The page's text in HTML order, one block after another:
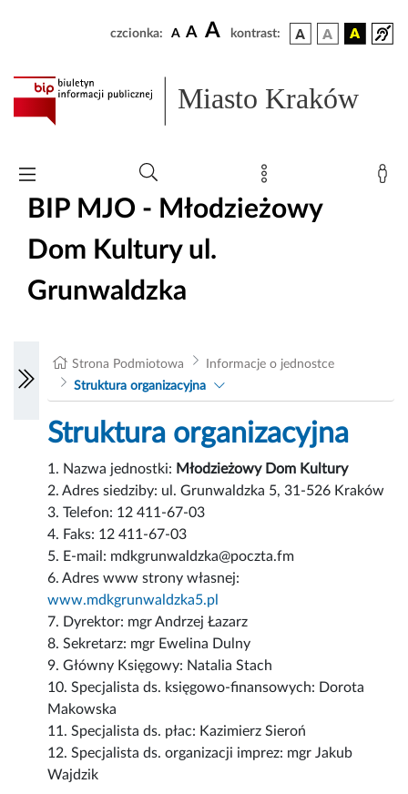
czcionka: A A A kontrast:
Miasto Kraków
BIP MJO - Młodzieżowy
Dom Kultury ul.
Grunwaldzka
Strona Podmiotowa
Informacje o jednostce
Struktura organizacyjna
Struktura organizacyjna
1. Nazwa jednostki: Młodzieżowy Dom Kultury
2. Adres siedziby: ul. Grunwaldzka 5, 31-526 Kraków
3. Telefon: 12 411-67-03
4. Faks: 12 411-67-03
5. E-mail: mdkgrunwaldzka@poczta.fm
6. Adres www strony własnej:
www.mdkgrunwaldzka5.pl
7. Dyrektor: mgr Andrzej Łazarz
8. Sekretarz: mgr Ewelina Dulny
9. Główny Księgowy: Natalia Stach
10. Specjalista ds. księgowo-finansowych: Dorota
Makowska
11. Specjalista ds. płac: Kazimierz Sieroń
12. Specjalista ds. organizacji imprez: mgr Jakub
Wajdzik